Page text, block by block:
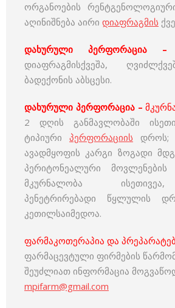
ორგანოების
აღინიშნება აირი დიაფრაგმის
დახურული პერფორაცია
დიაფრაგმისქვეშა,
ბადექონის აბსცესი.
დახურული პერფორაცია –
2 დღის განმავლობაში
ტიპიური პერფორაციის დროს;
ავადმყოფის კარგი ზოგადი
პერიტონეალური მოვლენების
მკურნალობა
პენეტრირებადი წყლულის
კეთილსაიმედოა.
ფარმაკოთერაპია და
ფარმაცევტული ფირმების
შეუძლიათ ინფორმაცია
mpifarm@gmail.com